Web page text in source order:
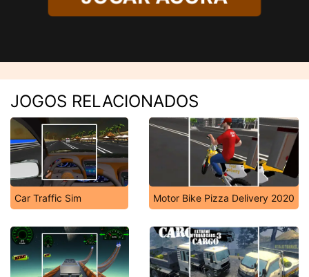
JOGOS RELACIONADOS
Car Traffic Sim Motor Bike Pizza Delivery 2020